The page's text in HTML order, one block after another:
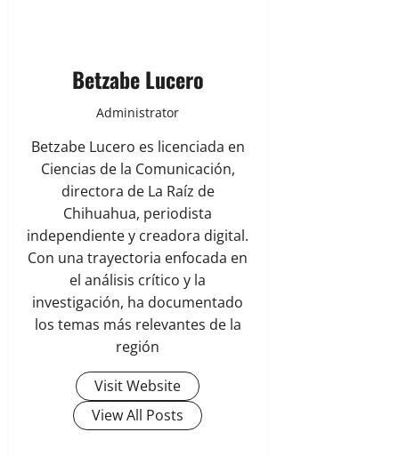
Betzabe Lucero
Administrator
Betzabe Lucero es licenciada en
Ciencias de la Comunicación,
directora de La Raíz de
Chihuahua, periodista
independiente y creadora digital.
Con una trayectoria enfocada en
el análisis crítico y la
investigación, ha documentado
los temas más relevantes de la
región
Visit Website
View All Posts